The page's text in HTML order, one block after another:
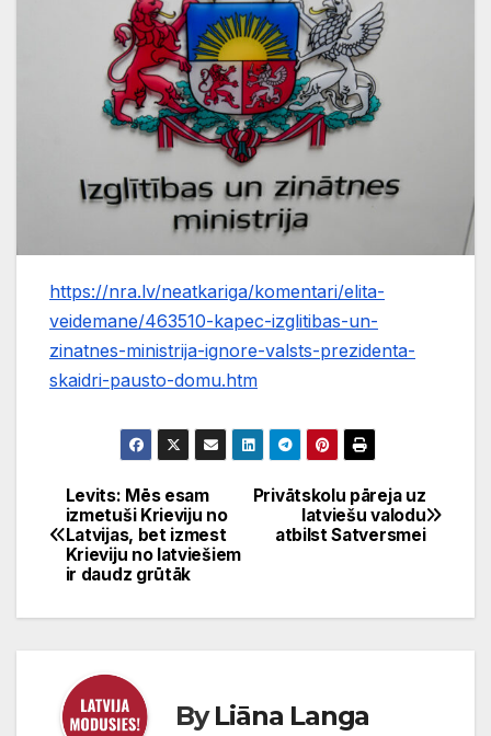
https://nra.lv/neatkariga/komentari/elita-
veidemane/463510-kapec-izglitibas-un-
zinatnes-ministrija-ignore-valsts-prezidenta-
skaidri-pausto-domu.htm
Ziņu
izvēlne
Privātskolu pāreja uz
latviešu valodu
atbilst Satversmei
Levits: Mēs esam
izmetuši Krieviju no
Latvijas, bet izmest
Krieviju no latviešiem
ir daudz grūtāk
ByLiāna Langa